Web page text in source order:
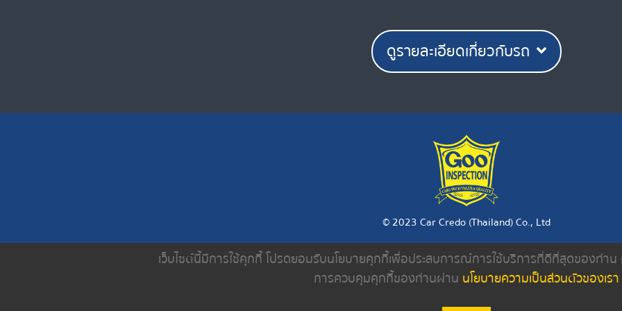
ดูรายละเอียดเกี่ยวกับรถ
© 2023 Car Credo (Thailand) Co., Ltd
เกี่ยวกับเรา บริการของเรา ค้นหารถมือสอง ดีลเลอร์ บทความ
เว็บไซต์นี้มีการใช้คุกกี้ โปรดยอมรับนโยบายคุกกี้เพื่อประสบการณ์การใช้บริการที่ดีที่สุดของท่า
การควบคุมคุกกี้ของท่านผ่าน นโยบายความเป็นส่วนตัวของเรา